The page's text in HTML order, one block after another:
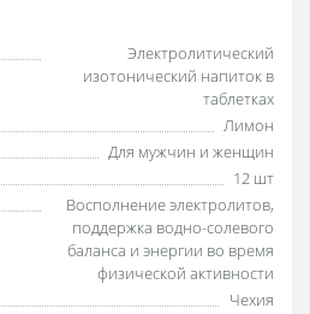
Электролитический
изотонический напиток в
таблетках
Лимон
Для мужчин и женщин
12 шт
Восполнение электролитов,
поддержка водно-солевого
баланса и энергии во время
физической активности
Чехия